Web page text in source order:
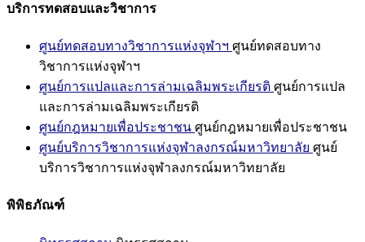
บริการทดสอบและวิชาการ
ศูนย์ทดสอบทางวิชาการแห่งจุฬาฯ ศูนย์ทดสอบทาง
วิชาการแห่งจุฬาฯ
ศูนย์การแปลและการล่ามเฉลิมพระเกียรติ ศูนย์การแปล
และการล่ามเฉลิมพระเกียรติ
ศูนย์กฎหมายเพื่อประชาชน ศูนย์กฎหมายเพื่อประชาชน
ศูนย์บริการวิชาการแห่งจุฬาลงกรณ์มหาวิทยาลัย ศูนย์
บริการวิชาการแห่งจุฬาลงกรณ์มหาวิทยาลัย
พิพิธภัณฑ์